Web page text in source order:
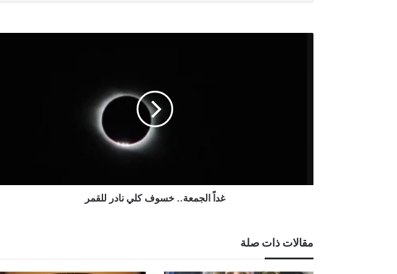
غداً الجمعة.. خسوف كلي نادر للقمر
مقالات ذات صلة